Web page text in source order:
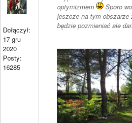
Dołączył:
17 gru
2020
Posty:
16285
optymizmem
Sporo
jeszcze na tym obszarze
będzie pozmieniać ale